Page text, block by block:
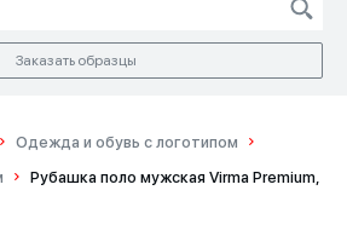
Заказать образцы
Одежда и обувь с логотипом
Рубашка поло мужская Virma Premium,